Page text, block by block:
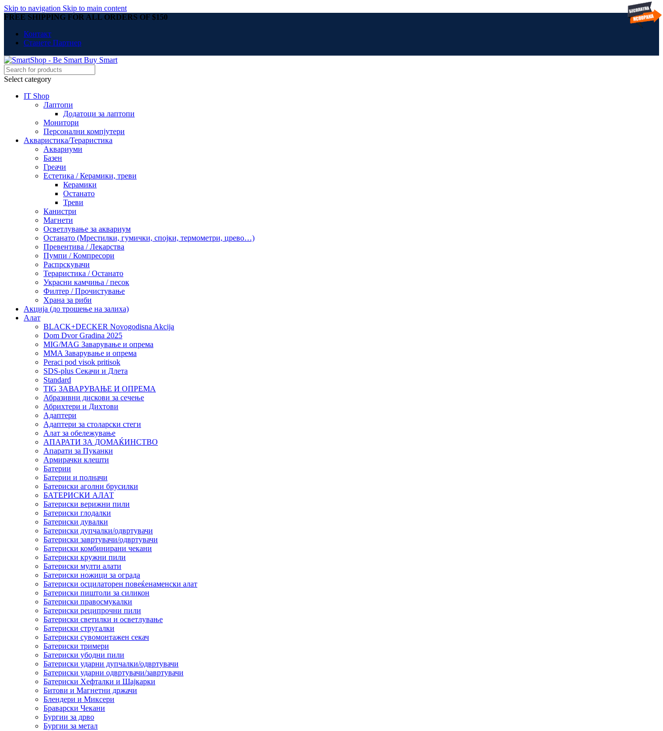
Skip to navigation Skip to main content
FREE SHIPPING FOR ALL ORDERS OF $150
Контакт
Станете Партнер
Select category
IT Shop
Лаптопи
Додатоци за лаптопи
Монитори
Персонални компјутери
Акваристика/Тераристика
Аквариуми
Базен
Греачи
Естетика / Керамики, треви
Керамики
Останато
Треви
Канистри
Магнети
Осветлување за аквариум
Останато (Мрестилки, гумички, спојки, термометри, црево…)
Превентива / Лекарства
Пумпи / Компресори
Распрскувачи
Тераристика / Останато
Украсни камчиња / песок
Филтер / Прочистување
Храна за риби
Акција (до трошење на залиха)
Алат
BLACK+DECKER Novogodisna Akcija
Dom Dvor Gradina 2025
MIG/MAG Заварување и опрема
MMA Заварување и опрема
Peraci pod visok pritisok
SDS-plus Секачи и Длета
Standard
TIG ЗАВАРУВАЊЕ И ОПРЕМА
Абразивни дискови за сечење
Абрихтери и Дихтови
Адаптери
Адаптери за столарски стеги
Алат за обележување
АПАРАТИ ЗА ДОМАЌИНСТВО
Апарати за Пуканки
Армирачки клешти
Батерии
Батерии и полначи
Батериски аголни брусилки
БАТЕРИСКИ АЛАТ
Батериски верижни пили
Батериски глодалки
Батериски дувалки
Батериски дупчалки/одвртувачи
Батериски завртувачи/одвртувачи
Батериски комбинирани чекани
Батериски кружни пили
Батериски мулти алати
Батериски ножици за ограда
Батериски осцилаторен повеќенаменски алат
Батериски пиштоли за силикон
Батериски правосмукалки
Батериски реципрочни пили
Батериски светилки и осветлување
Батериски стругалки
Батериски сувомонтажен секач
Батериски тримери
Батериски убодни пили
Батериски ударни дупчалки/одвртувачи
Батериски ударни одвртувачи/завртувачи
Батериски Хефталки и Шајкарки
Битови и Магнетни држачи
Блендери и Миксери
Браварски Чекани
Бургии за дрво
Бургии за метал